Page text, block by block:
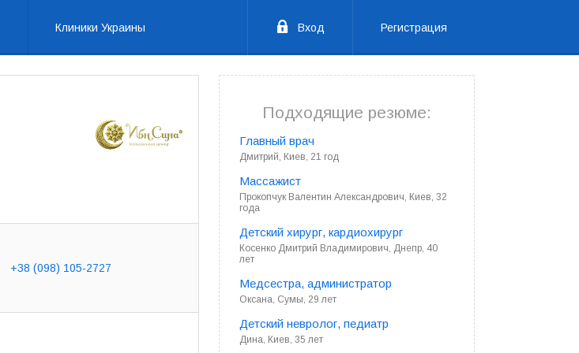
Клиники Украины Вход Регистрация
+38 (098) 105-2727
Подходящие резюме:
Главный врач
Дмитрий, Киев, 21 год
Массажист
Прокопчук Валентин Александрович, Киев, 32
года
Детский хирург, кардиохирург
Косенко Дмитрий Владимирович, Днепр, 40
лет
Медсестра, администратор
Оксана, Сумы, 29 лет
Детский невролог, педиатр
Дина, Киев, 35 лет